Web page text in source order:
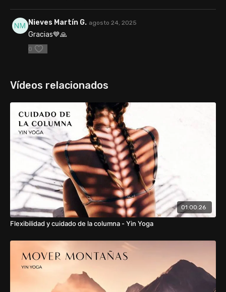
Nieves Martín G. agosto 24, 2025
Gracias💙🙏
0
Vídeos relacionados
01:00:26
Flexibilidad y cuidado de la columna - Yin Yoga